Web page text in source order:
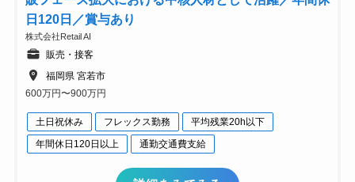
日120日／賞与あり
株式会社Retail AI
販売・接客
福岡県 宮若市
600万円〜900万円
土日祝休み フレックス勤務
平均残業20h以下
年間休日120日以上
通勤交通費支給